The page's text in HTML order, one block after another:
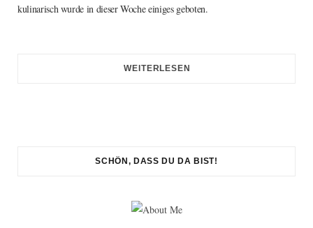
kulinarisch wurde in dieser Woche einiges geboten.
WEITERLESEN
SCHÖN, DASS DU DA BIST!